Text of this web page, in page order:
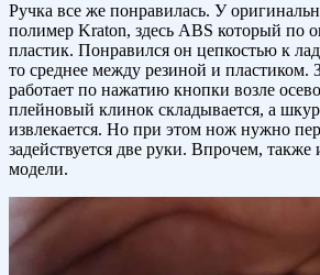
Ручка все же понравилась. У
полимер Kraton, здесь ABS который по
пластик. Понравился он цепкостью к
то среднее между резиной и пластиком.
работает по нажатию кнопки возле
плейновый клинок складывается, а
извлекается. Но при этом нож нужно
задействуется две руки. Впрочем,
модели.